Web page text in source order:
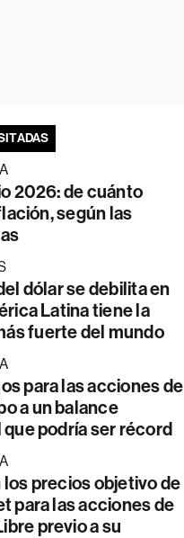
2026: de cuánto
según las
dólar se debilita en
Latina tiene la
fuerte del mundo
para las acciones de
a un balance
podría ser récord
los precios objetivo de
para las acciones de
previo a su